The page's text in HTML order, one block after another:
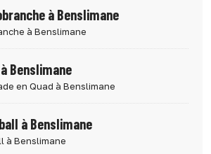
à Benslimane
à Benslimane
Benslimane
en Quad à Benslimane
à Benslimane
à Benslimane